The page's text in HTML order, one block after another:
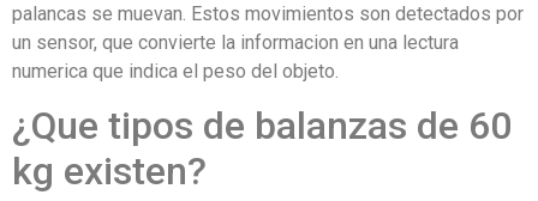
palancas se muevan. Estos movimientos son detectados por
un sensor, que convierte la informacion en una lectura
numerica que indica el peso del objeto.
¿Que tipos de balanzas de 60
kg existen?